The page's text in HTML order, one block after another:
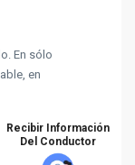
En sólo
en
Recibir Información
Del Conductor